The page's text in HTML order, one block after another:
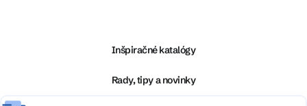
e
Inšpiračné katalógy
Rady, tipy a novinky